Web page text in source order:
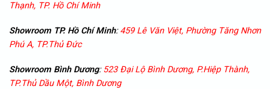
Thạnh, TP. Hồ Chí Minh
Showroom TP. Hồ Chí Minh:459 Lê Văn Việt, Phường Tăng Nhơn
Phú A, TP.Thủ Đức
Showroom Bình Dương:523 Đại Lộ Bình Dương, P.Hiệp Thành,
TP.Thủ Dầu Một, Bình Dương